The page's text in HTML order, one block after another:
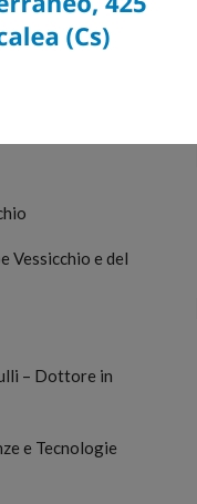
Vessicchio e del
– Dottore in
e Tecnologie